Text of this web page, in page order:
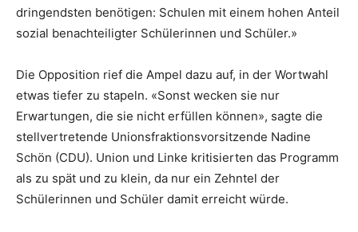
dringendsten benötigen: Schulen mit einem hohen Anteil
sozial benachteiligter Schülerinnen und Schüler.»
Die Opposition rief die Ampel dazu auf, in der Wortwahl
etwas tiefer zu stapeln. «Sonst wecken sie nur
Erwartungen, die sie nicht erfüllen können», sagte die
stellvertretende Unionsfraktionsvorsitzende Nadine
Schön (CDU). Union und Linke kritisierten das Programm
als zu spät und zu klein, da nur ein Zehntel der
Schülerinnen und Schüler damit erreicht würde.